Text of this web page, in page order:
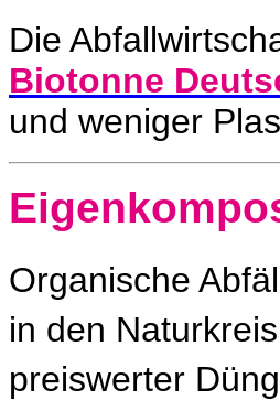
Die
Biotonne
und weniger
Organische
in den
preiswerter